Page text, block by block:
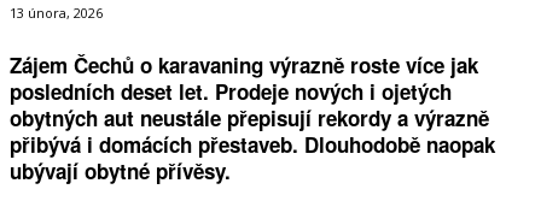
13 února, 2026
Zájem Čechů o karavaning výrazně roste více jak
posledních deset let. Prodeje nových i ojetých
obytných aut neustále přepisují rekordy a výrazně
přibývá i domácích přestaveb. Dlouhodobě naopak
ubývají obytné přívěsy.